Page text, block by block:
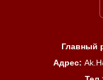
Главный
Адрес: